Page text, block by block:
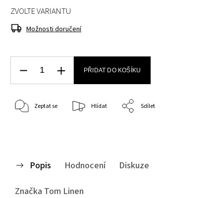
ZVOLTE VARIANTU
Možnosti doručení
PŘIDAT DO KOŠÍKU
Zeptat se Hlídat Sdílet
Popis Hodnocení
Diskuze
Značka Tom Linen